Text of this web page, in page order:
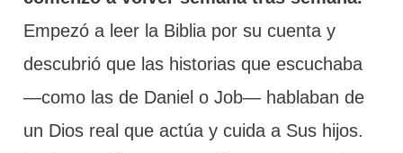
Empezó a leer la Biblia por su cuenta y
descubrió que las historias que escuchaba
—como las de Daniel o Job— hablaban de
un Dios real que actúa y cuida a Sus hijos.